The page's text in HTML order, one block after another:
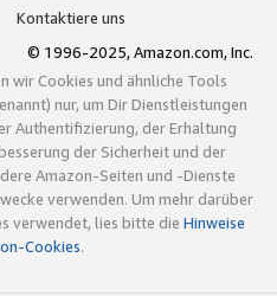
Kontaktiere uns
© 1996-2025, Amazon.com, Inc.
wir Cookies und ähnliche Tools
nur, um Dir Dienstleistungen
Authentifizierung, der Erhaltung
der Sicherheit und der
Amazon-Seiten und -Dienste
verwenden. Um mehr darüber
verwendet, lies bitte die Hinweise
Cookies.